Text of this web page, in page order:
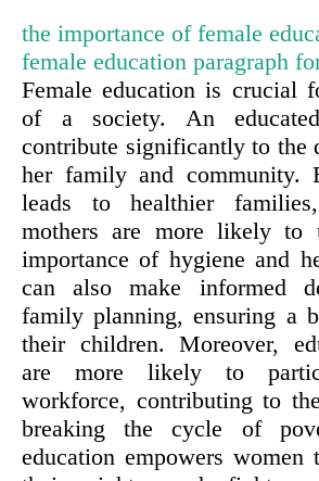
the importance of female
female education paragraph
Female education is crucial
of a society. An
contribute significantly to the
her family and community.
leads to healthier
mothers are more likely to
importance of hygiene and
can also make informed
family planning, ensuring a
their children. Moreover,
are more likely to
workforce, contributing to
breaking the cycle of
education empowers